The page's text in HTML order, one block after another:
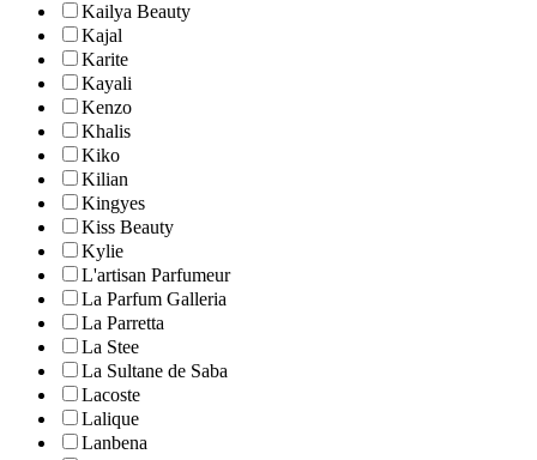
Kailya Beauty
Kajal
Karite
Kayali
Kenzo
Khalis
Kiko
Kilian
Kingyes
Kiss Beauty
Kylie
L'artisan Parfumeur
La Parfum Galleria
La Parretta
La Stee
La Sultane de Saba
Lacoste
Lalique
Lanbena